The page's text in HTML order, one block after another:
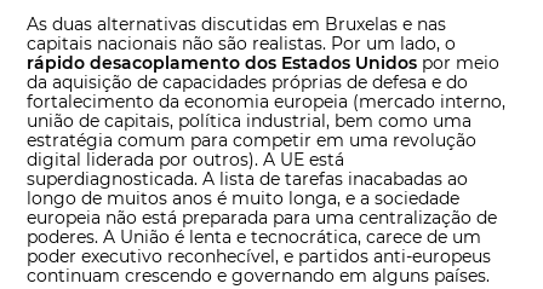
As duas alternativas discutidas em Bruxelas e nas
capitais nacionais não são realistas. Por um lado, o
rápido desacoplamento dos Estados Unidos por meio
da aquisição de capacidades próprias de defesa e do
fortalecimento da economia europeia (mercado interno,
união de capitais, política industrial, bem como uma
estratégia comum para competir em uma revolução
digital liderada por outros). A UE está
superdiagnosticada. A lista de tarefas inacabadas ao
longo de muitos anos é muito longa, e a sociedade
europeia não está preparada para uma centralização de
poderes. A União é lenta e tecnocrática, carece de um
poder executivo reconhecível, e partidos anti-europeus
continuam crescendo e governando em alguns países.